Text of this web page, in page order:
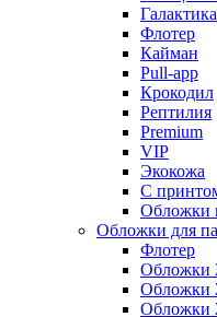
Галактика
Флотер
Кайман
Pull-app
Крокодил
Рептилия
Premium
VIP
Экокожа
С
Обложки
Обложки для
Флотер
Обложки
Обложки
Обложки